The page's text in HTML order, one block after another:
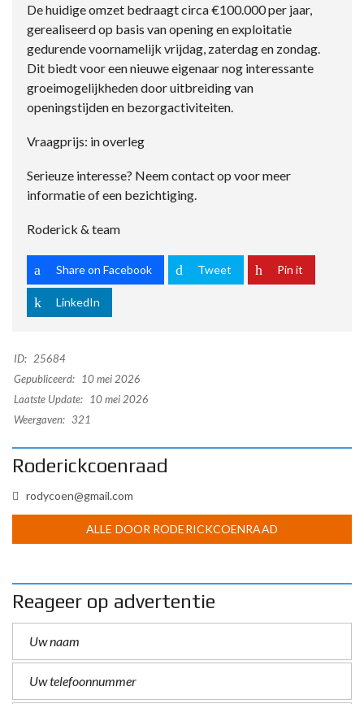
De huidige omzet bedraagt circa €100.000 per jaar,
gerealiseerd op basis van opening en exploitatie
gedurende voornamelijk vrijdag, zaterdag en zondag.
Dit biedt voor een nieuwe eigenaar nog interessante
groeimogelijkheden door uitbreiding van
openingstijden en bezorgactiviteiten.
Vraagprijs: in overleg
Serieuze interesse? Neem contact op voor meer
informatie of een bezichtiging.
Roderick & team
Share on Facebook Tweet Pin it
LinkedIn
ID: 25684
Gepubliceerd:
10 mei 2026
Laatste Update:
10 mei 2026
Weergaven: 321
Roderickcoenraad
rodycoen@gmail.com
ALLE DOOR RODERICKCOENRAAD
Reageer op advertentie